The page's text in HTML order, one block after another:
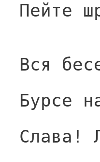
Пейте
Вся
Бурсе
Слава!